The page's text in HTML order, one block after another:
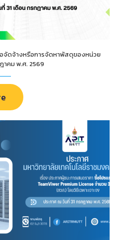
จัดจ้างหรือการจัดหาพัสดุของหน่วย
าคม พ.ศ. 2569